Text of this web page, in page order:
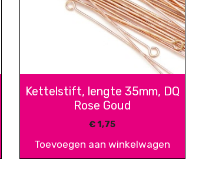
Kettelstift, lengte 35mm, DQ
Rose Goud
€1,75
Toevoegen aan winkelwagen